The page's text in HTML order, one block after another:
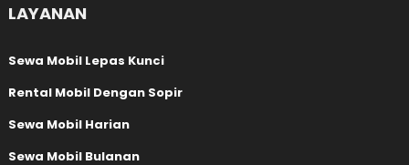
LAYANAN
Sewa Mobil Lepas Kunci
Rental Mobil Dengan Sopir
Sewa Mobil Harian
Sewa Mobil Bulanan